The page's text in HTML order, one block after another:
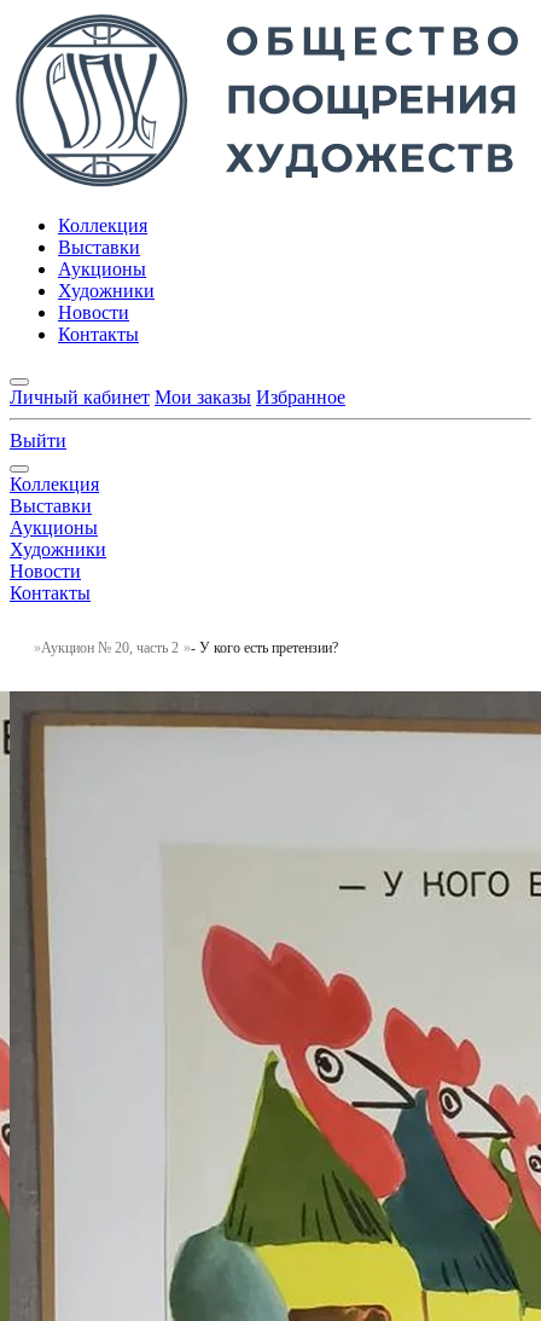
Коллекция
Выставки
Аукционы
Художники
Новости
Контакты
Личный кабинет Мои заказы Избранное
Выйти
Коллекция
Выставки
Аукционы
Художники
Новости
Контакты
Аукцион № 20, часть 2 - У кого есть претензии?